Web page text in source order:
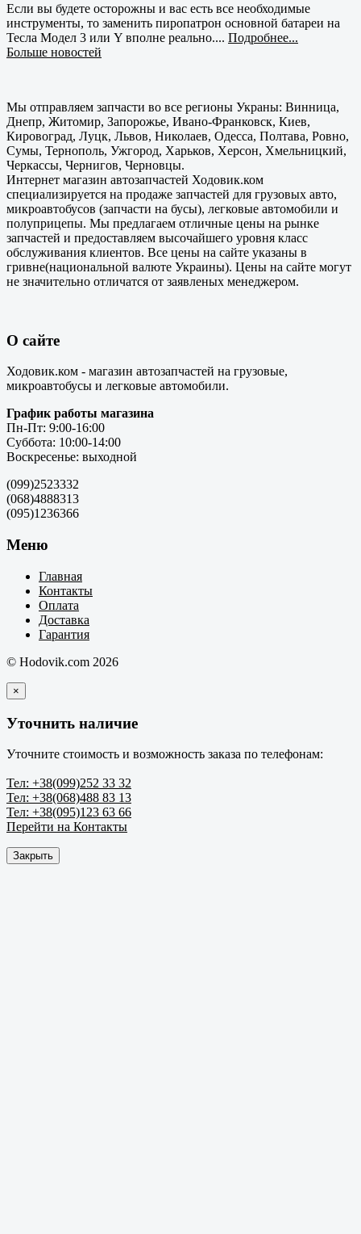
Если вы будете осторожны и вас есть все необходимые
инструменты, то заменить пиропатрон основной батареи на
Тесла Модел 3 или Y вполне реально.... Подробнее...
Больше новостей
Мы отправляем запчасти во все регионы Украны: Винница,
Днепр, Житомир, Запорожье, Ивано-Франковск, Киев,
Кировоград, Луцк, Львов, Николаев, Одесса, Полтава, Ровно,
Сумы, Тернополь, Ужгород, Харьков, Херсон, Хмельницкий,
Черкассы, Чернигов, Черновцы.
Интернет магазин автозапчастей Ходовик.ком
специализируется на продаже запчастей для грузовых авто,
микроавтобусов (запчасти на бусы), легковые автомобили и
полуприцепы. Мы предлагаем отличные цены на рынке
запчастей и предоставляем высочайшего уровня класс
обслуживания клиентов. Все цены на сайте указаны в
гривне(национальной валюте Украины). Цены на сайте могут
не значительно отличатся от заявленых менеджером.
О сайте
Ходовик.ком - магазин автозапчастей на грузовые,
микроавтобусы и легковые автомобили.
График работы магазина
Пн-Пт: 9:00-16:00
Суббота: 10:00-14:00
Воскресенье: выходной
(099)2523332
(068)4888313
(095)1236366
Меню
Главная
Контакты
Оплата
Доставка
Гарантия
© Hodovik.com 2026
×
Уточнить наличие
Уточните стоимость и возможность заказа по телефонам:
Тел: +38(099)252 33 32
Тел: +38(068)488 83 13
Тел: +38(095)123 63 66
Перейти на Контакты
Закрыть